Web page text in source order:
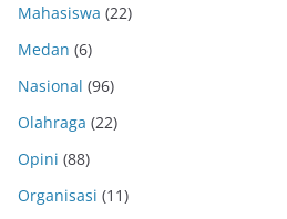
Mahasiswa (22)
Medan (6)
Nasional (96)
Olahraga (22)
Opini (88)
Organisasi (11)